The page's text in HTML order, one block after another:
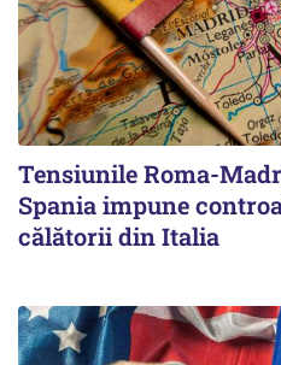
Tensiunile Roma-
Spania impune
călătorii din Italia